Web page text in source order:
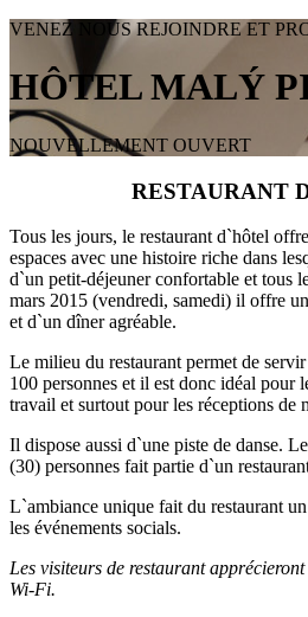
VENEZ NOUS REJOINDRE ET
HÔTEL MALÝ
NOUVELLEMENT OUVERT
RESTAURANT
Tous les jours, le restaurant d`hôtel
espaces avec une histoire riche dans
d`un petit-déjeuner confortable et tous
mars 2015 (vendredi, samedi) il offre
et d`un dîner agréable.
Le milieu du restaurant permet de
100 personnes et il est donc idéal pour
travail et surtout pour les réceptions de
Il dispose aussi d`une piste de danse.
(30) personnes fait partie d`un
L`ambiance unique fait du restaurant
les événements socials.
Les visiteurs de restaurant
Wi-Fi.